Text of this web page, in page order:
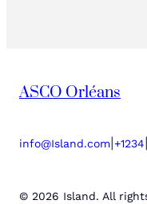
ASCO Orléans
info@Island.com +1234
© 2026 Island. All